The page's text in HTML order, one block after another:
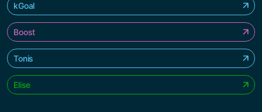
kGoal
Boost
Tonis
Elise